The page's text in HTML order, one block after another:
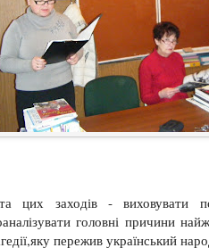
цих заходів - виховувати
головні причини
пережив український